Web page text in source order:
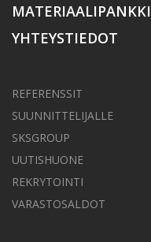
MATERIAALIPANKKI
YHTEYSTIEDOT
REFERENSSIT
SUUNNITTELIJALLE
SKSGROUP
UUTISHUONE
REKRYTOINTI
VARASTOSALDOT